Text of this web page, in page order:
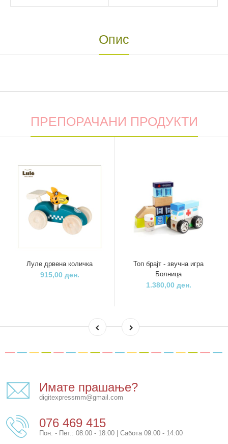
Опис
ПРЕПОРАЧАНИ ПРОДУКТИ
Луле дрвена количка
915,00 ден.
Топ брајт - звучна игра
Болница
1.380,00 ден.
Имате прашање?
digitexpressmm@gmail.com
076 469 415
Пон. - Пет.: 08:00 - 18:00 | Сабота 09:00 - 14:00